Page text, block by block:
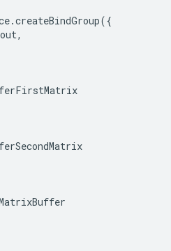
.createBindGroup({
,